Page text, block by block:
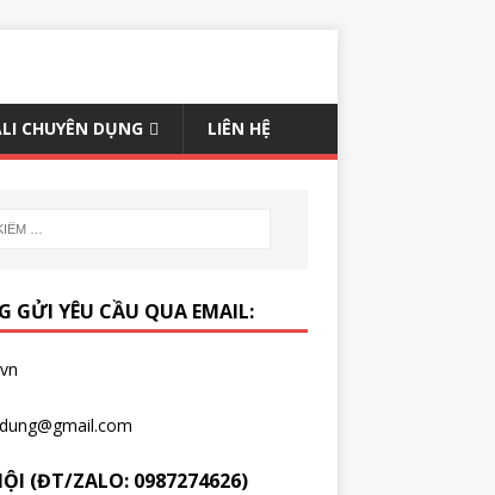
CHUYÊN DỤNG LIÊN HỆ
GỬI YÊU CẦU QUA EMAIL:
(ĐT/ZALO: 0987274626)